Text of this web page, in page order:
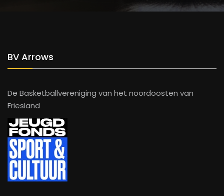
BV Arrows
De Basketballvereniging van het noordoosten van
Friesland